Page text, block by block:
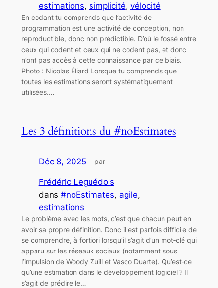
estimations, simplicité, vélocité
En codant tu comprends que l’activité de
programmation est une activité de conception, non
reproductible, donc non prédictible. D’où le fossé entre
ceux qui codent et ceux qui ne codent pas, et donc
n’ont pas accès à cette connaissance par ce biais.
Photo : Nicolas Éliard Lorsque tu comprends que
toutes les estimations seront systématiquement
utilisées.…
Les 3 définitions du #noEstimates
Déc 8, 2025—par
Frédéric Leguédois
dans #noEstimates, agile
estimations
Le problème avec les mots, c’est que chacun peut en
avoir sa propre définition. Donc il est parfois difficile de
se comprendre, à fortiori lorsqu’il s’agit d’un mot‑clé qui
apparu sur les réseaux sociaux (notamment sous
l’impulsion de Woody Zuill et Vasco Duarte). Qu’est‑ce
qu’une estimation dans le développement logiciel ? Il
s’agit de prédire le…